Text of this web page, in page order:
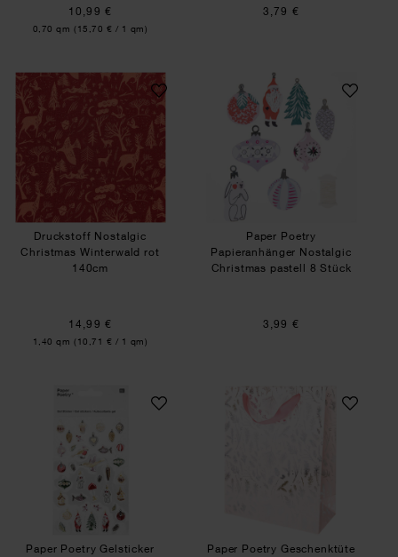
10,99 €
Inhalt:
0,70 qm (15,70 € / 1 qm)
3,79 €
Druckstoff Nostalgic Christmas Winterwald rot
Druckstoff Nostalgic
Christmas Winterwald rot
140cm
14,99 €
Inhalt:
1,40 qm (10,71 € / 1 qm)
Paper Poetry
Paper Poetry
Papieranhänger Nostalgic
Christmas pastell 8 Stück
3,99 €
Paper Poetry Gelsticker Nostalgic Christmas
Paper Poetry Gelsticker
Paper Poetry
Paper Poetry Geschenktüte